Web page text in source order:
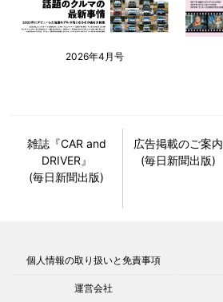
2026年4月号
雑誌『CAR and
DRIVER』
(毎日新聞出版)
広告掲載のご案内
(毎日新聞出版)
個人情報の取り扱いと免責事項
運営会社